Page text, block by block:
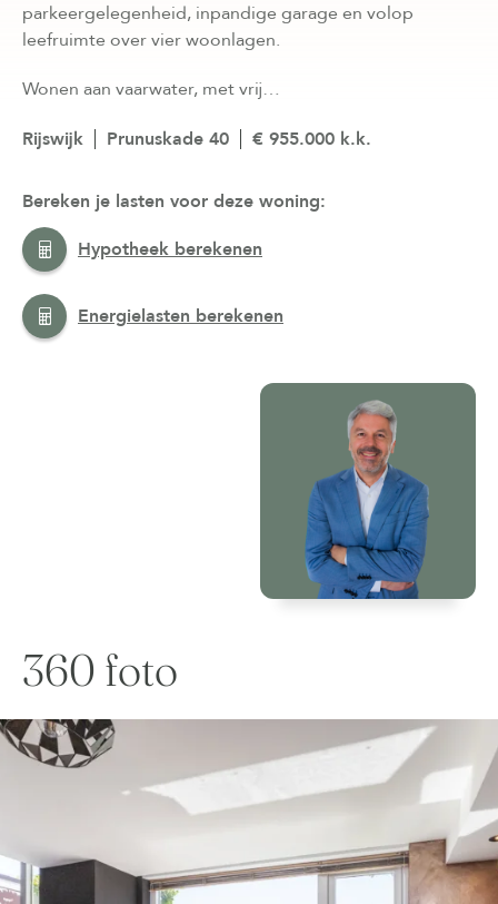
parkeergelegenheid, inpandige garage en volop
leefruimte over vier woonlagen.
Wonen aan vaarwater, met vrij…
Rijswijk Prunuskade 40 € 955.000 k.k.
Bereken je lasten voor deze woning:
Hypotheek berekenen
Energielasten berekenen
360 foto